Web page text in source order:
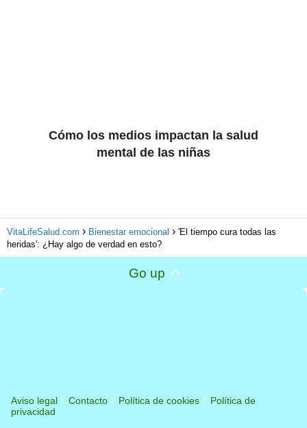
Cómo los medios impactan la salud
mental de las niñas
VitaLifeSalud.com Bienestar emocional
'El tiempo cura todas las
heridas': ¿Hay algo de verdad en esto?
Go up
Aviso legal Contacto Política de cookies
Política de
privacidad